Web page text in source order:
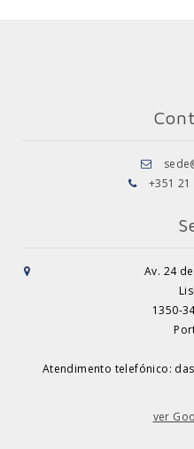
+351
Av. 24
1350-
Atendimento telefónico:
ver